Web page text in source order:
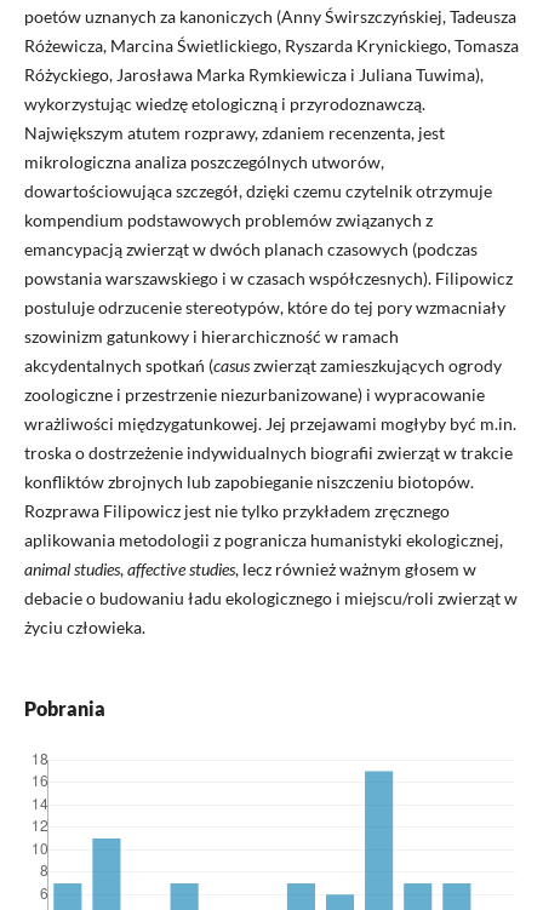
poetów uznanych za kanoniczych (Anny Świrszczyńskiej, Tadeusza
Różewicza, Marcina Świetlickiego, Ryszarda Krynickiego, Tomasza
Różyckiego, Jarosława Marka Rymkiewicza i Juliana Tuwima),
wykorzystując wiedzę etologiczną i przyrodoznawczą.
Największym atutem rozprawy, zdaniem recenzenta, jest
mikrologiczna analiza poszczególnych utworów,
dowartościowująca szczegół, dzięki czemu czytelnik otrzymuje
kompendium podstawowych problemów związanych z
emancypacją zwierząt w dwóch planach czasowych (podczas
powstania warszawskiego i w czasach współczesnych). Filipowicz
postuluje odrzucenie stereotypów, które do tej pory wzmacniały
szowinizm gatunkowy i hierarchiczność w ramach
akcydentalnych spotkań (casuszwierząt zamieszkujących ogrody
zoologiczne i przestrzenie niezurbanizowane) i wypracowanie
wrażliwości międzygatunkowej. Jej przejawami mogłyby być m.in.
troska o dostrzeżenie indywidualnych biografii zwierząt w trakcie
konfliktów zbrojnych lub zapobieganie niszczeniu biotopów.
Rozprawa Filipowicz jest nie tylko przykładem zręcznego
aplikowania metodologii z pogranicza humanistyki ekologicznej,
animal studies,affective studies, lecz również ważnym głosem w
debacie o budowaniu ładu ekologicznego i miejscu/roli zwierząt w
życiu człowieka.
Pobrania